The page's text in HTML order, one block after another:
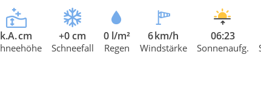
k.A. cm +0 cm
Schneefall
0 l/m²
Regen
6 km/h
Windstärke
06:23
Sonnenaufg.